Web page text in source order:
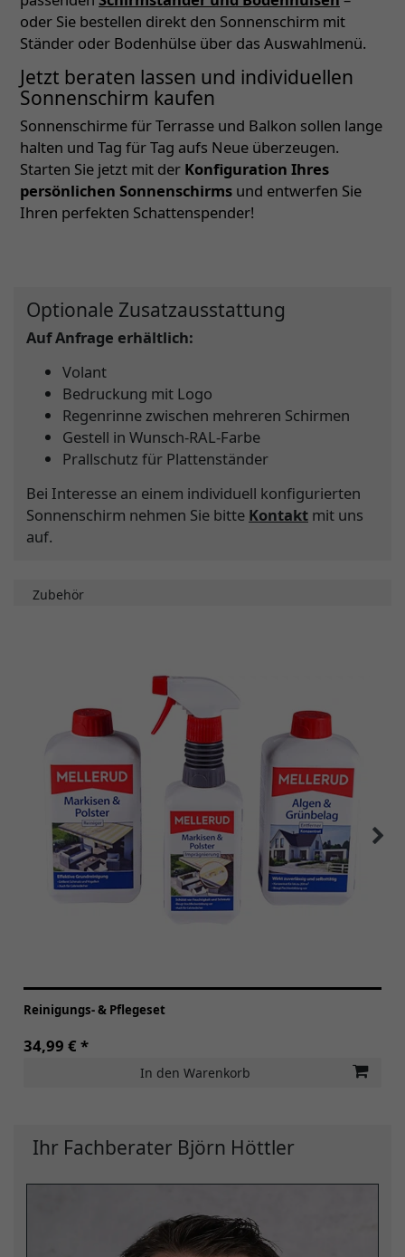
oder Sie bestellen direkt den Sonnenschirm mit
Ständer oder Bodenhülse über das Auswahlmenü.
Jetzt beraten lassen und individuellen
Sonnenschirm kaufen
Sonnenschirme für Terrasse und Balkon sollen lange
halten und Tag für Tag aufs Neue überzeugen.
Starten Sie jetzt mit der Konfiguration Ihres
persönlichen Sonnenschirms und entwerfen Sie
Ihren perfekten Schattenspender!
Optionale Zusatzausstattung
Auf Anfrage erhältlich:
Volant
Bedruckung mit Logo
Regenrinne zwischen mehreren Schirmen
Gestell in Wunsch-RAL-Farbe
Prallschutz für Plattenständer
Bei Interesse an einem individuell konfigurierten
Sonnenschirm nehmen Sie bitte Kontakt mit uns
auf.
Zubehör
Reinigungs- & Pflegeset
34,99 € *
In den Warenkorb
Ihr Fachberater Björn Höttler